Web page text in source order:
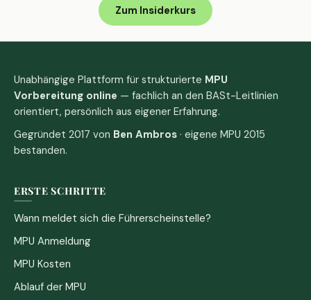
Zum Insiderkurs
Unabhängige Plattform für strukturierte MPU
Vorbereitung online — fachlich an den BASt-Leitlinien
orientiert, persönlich aus eigener Erfahrung.
Gegründet 2017 von Ben Ambros · eigene MPU 2015
bestanden.
ERSTE SCHRITTE
Wann meldet sich die Führerscheinstelle?
MPU Anmeldung
MPU Kosten
Ablauf der MPU